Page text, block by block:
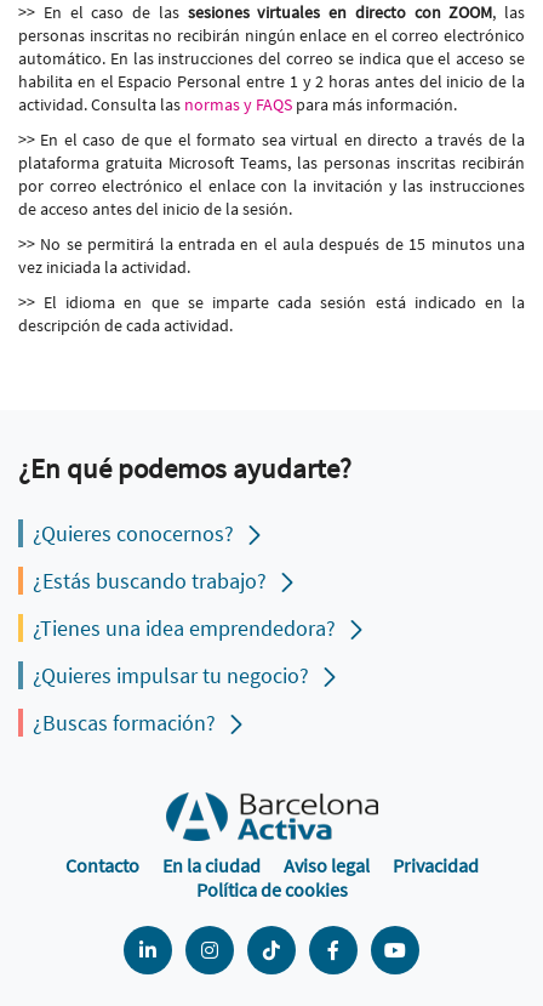
>> En el caso de las sesiones virtuales en directo con ZOOM, las
personas inscritas no recibirán ningún enlace en el correo electrónico
automático. En las instrucciones del correo se indica que el acceso se
habilita en el Espacio Personal entre 1 y 2 horas antes del inicio de la
actividad. Consulta las normas y FAQS para más información.
>> En el caso de que el formato sea virtual en directo a través de la
plataforma gratuita Microsoft Teams, las personas inscritas recibirán
por correo electrónico el enlace con la invitación y las instrucciones
de acceso antes del inicio de la sesión.
>> No se permitirá la entrada en el aula después de 15 minutos una
vez iniciada la actividad.
>> El idioma en que se imparte cada sesión está indicado en la
descripción de cada actividad.
¿En qué podemos ayudarte?
¿Quieres conocernos?
¿Estás buscando trabajo?
¿Tienes una idea emprendedora?
¿Quieres impulsar tu negocio?
¿Buscas formación?
Contacto En la ciudad Aviso legal
Privacidad
Política de cookies